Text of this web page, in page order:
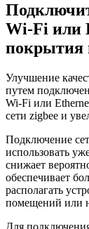
Wi-Fi или
покрытия
Улучшение
путем
Wi-Fi или
сети zigbee и
Подключение
использовать
снижает
обеспечивает
располагать
помещений или